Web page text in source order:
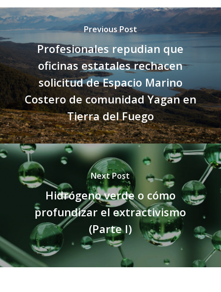
Previous Post
Profesionales repudian que
oficinas estatales rechacen
solicitud de Espacio Marino
Costero de comunidad Yagan en
Tierra del Fuego
Next Post
Hidrógeno verde o cómo
profundizar el extractivismo
(Parte I)